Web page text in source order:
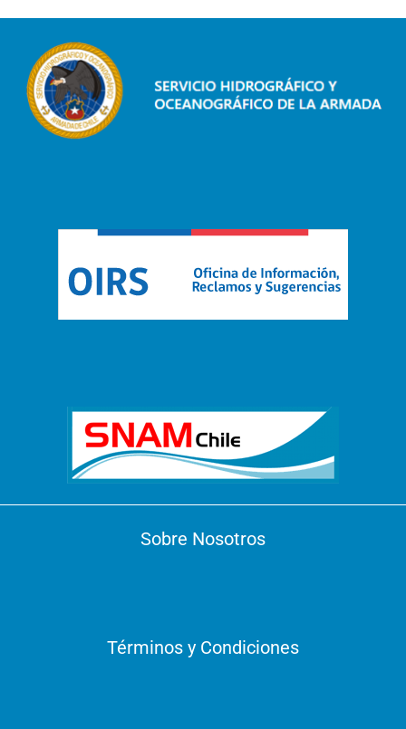
Sobre Nosotros
Términos y Condiciones